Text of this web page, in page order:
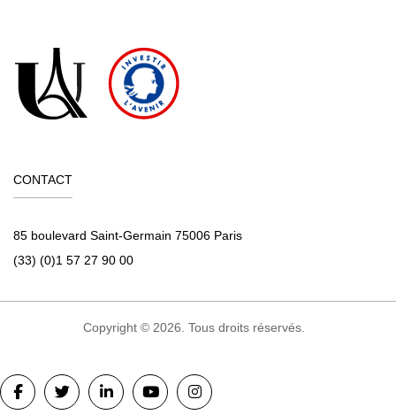
CONTACT
85 boulevard Saint-Germain 75006 Paris
(33) (0)1 57 27 90 00
Copyright © 2026. Tous droits réservés.